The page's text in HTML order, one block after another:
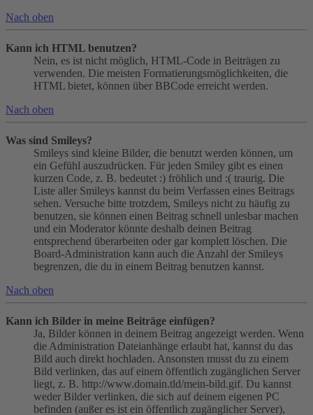
Nach oben
Kann ich HTML benutzen?
Nein, es ist nicht möglich, HTML-Code in Beiträgen zu
verwenden. Die meisten Formatierungsmöglichkeiten, die
HTML bietet, können über BBCode erreicht werden.
Nach oben
Was sind Smileys?
Smileys sind kleine Bilder, die benutzt werden können, um
ein Gefühl auszudrücken. Für jeden Smiley gibt es einen
kurzen Code, z. B. bedeutet :) fröhlich und :( traurig. Die
Liste aller Smileys kannst du beim Verfassen eines Beitrags
sehen. Versuche bitte trotzdem, Smileys nicht zu häufig zu
benutzen, sie können einen Beitrag schnell unlesbar machen
und ein Moderator könnte deshalb deinen Beitrag
entsprechend überarbeiten oder gar komplett löschen. Die
Board-Administration kann auch die Anzahl der Smileys
begrenzen, die du in einem Beitrag benutzen kannst.
Nach oben
Kann ich Bilder in meine Beiträge einfügen?
Ja, Bilder können in deinem Beitrag angezeigt werden. Wenn
die Administration Dateianhänge erlaubt hat, kannst du das
Bild auch direkt hochladen. Ansonsten musst du zu einem
Bild verlinken, das auf einem öffentlich zugänglichen Server
liegt, z. B. http://www.domain.tld/mein-bild.gif. Du kannst
weder Bilder verlinken, die sich auf deinem eigenen PC
befinden (außer es ist ein öffentlich zugänglicher Server),